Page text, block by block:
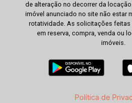
de alteração no decorrer da
imóvel anunciado no site não estar
rotatividade. As solicitações
em reserva, compra, venda ou
imóveis.
Política de